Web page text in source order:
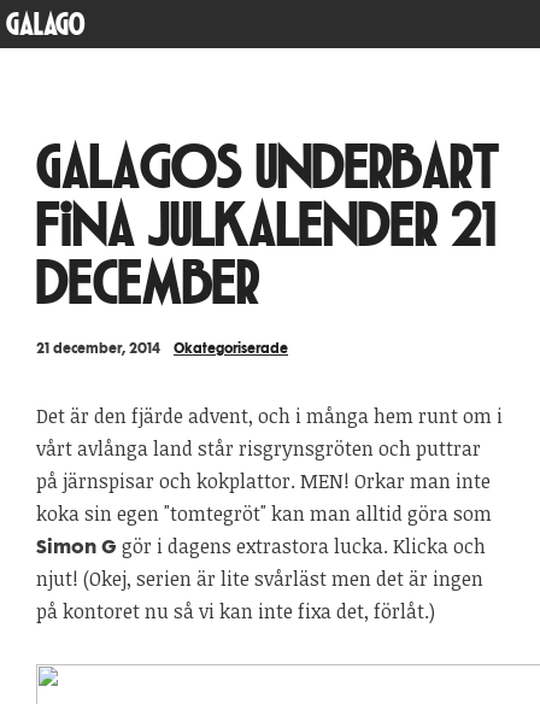
GALAGO
Galagos underbart
fina julkalender 21
december
21 december, 2014 Okategoriserade
Det är den fjärde advent, och i många hem runt om i
vårt avlånga land står risgrynsgröten och puttrar
på järnspisar och kokplattor. MEN! Orkar man inte
koka sin egen "tomtegröt" kan man alltid göra som
Simon G gör i dagens extrastora lucka. Klicka och
njut! (Okej, serien är lite svårläst men det är ingen
på kontoret nu så vi kan inte fixa det, förlåt.)